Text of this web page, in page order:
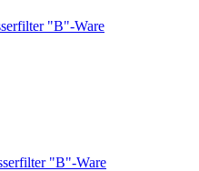
"B"-Ware
"B"-Ware